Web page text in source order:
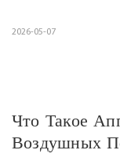
2026-05-07
Что Такое
Воздушных